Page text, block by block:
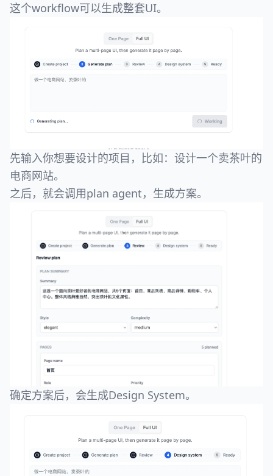
这个workflow可以生成整套UI。
先输入你想要设计的项目，比如：设计一个卖茶叶的
电商网站。
之后，就会调用plan agent，生成方案。
确定方案后，会生成Design System。